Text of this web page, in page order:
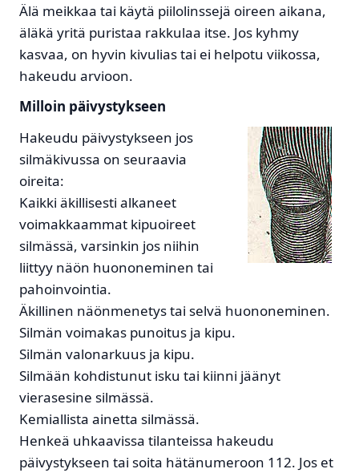
Älä meikkaa tai käytä piilolinssejä oireen aikana,
äläkä yritä puristaa rakkulaa itse. Jos kyhmy
kasvaa, on hyvin kivulias tai ei helpotu viikossa,
hakeudu arvioon.
Milloin päivystykseen
Hakeudu päivystykseen jos
silmäkivussa on seuraavia
oireita:
Kaikki äkillisesti alkaneet
voimakkaammat kipuoireet
silmässä, varsinkin jos niihin
liittyy näön huononeminen tai
pahoinvointia.
Äkillinen näönmenetys tai selvä huononeminen.
Silmän voimakas punoitus ja kipu.
Silmän valonarkuus ja kipu.
Silmään kohdistunut isku tai kiinni jäänyt
vierasesine silmässä.
Kemiallista ainetta silmässä.
Henkeä uhkaavissa tilanteissa hakeudu
päivystykseen tai soita hätänumeroon 112. Jos et